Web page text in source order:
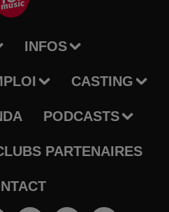
INFOS
CASTING
PODCASTS
PARTENAIRES